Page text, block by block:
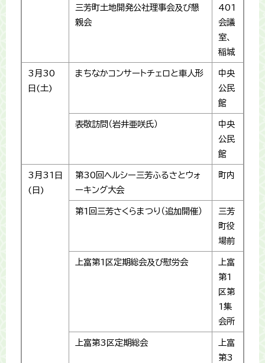
三芳町土地開発公社理事会及び懇
親会
401
会議
室、
稲城
3月30
日(土)
まちなかコンサートチェロと車人形
中央
公民
館
表敬訪問（岩井亜咲氏）
中央
公民
館
3月31日
(日)
第30回ヘルシー三芳ふるさとウォ
ーキング大会
町内
第1回三芳さくらまつり（追加開催）
三芳
町役
場前
上富第1区定期総会及び慰労会
上富
第1
区第
1集
会所
上富第3区定期総会
上富
第3